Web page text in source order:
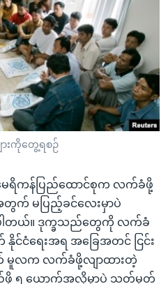
များ
ျားကိုတွေ့ရစဉ်
ရိကန်ပြည်ထောင်စုက လက်ခံဖို့
က် မပြည့်ခင်လေးမှာပဲ
တယ်။ ဒုက္ခသည်တွေကို လက်ခံ
ငံရေးအရ အခြေအတင် ငြင်း
က် မူလက လက်ခံဖို့လျာထားတဲ့
ည့်ဖို့ ၅ ယောက်အလိုမှာပဲ သတ်မှတ်